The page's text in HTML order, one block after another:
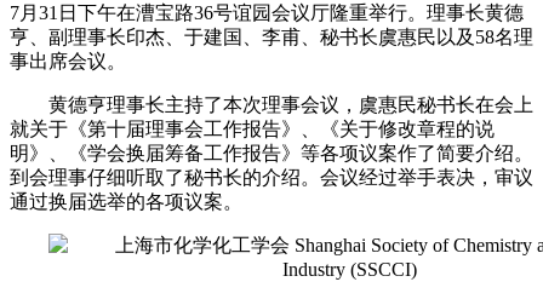
7月31日下午在漕宝路36号谊园会议厅隆重举行。理事长黄德
亨、副理事长印杰、于建国、李甫、秘书长虞惠民以及58名理
事出席会议。
黄德亨理事长主持了本次理事会议， 虞惠民秘书长在会上
就关于 《第十届理事会工作报告》、《关于修改章程的说
明》、《学会换届筹备工作报告》等各项议案作了简要介绍。
到会理事仔细听取了秘书长的介绍。 会议经过举手表决，审议
通过换届选举的各项议案。